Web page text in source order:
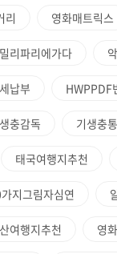
리 영화매트릭스
리파리에가다
납부 HWPPDF
충감독 기생충
태국여행지추천
지그림자심연
여행지추천 영